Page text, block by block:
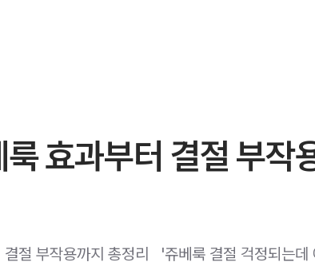
효과부터 결절 부작
절 부작용까지 총정리 ​ ​ '쥬베룩 결절 걱정되는데